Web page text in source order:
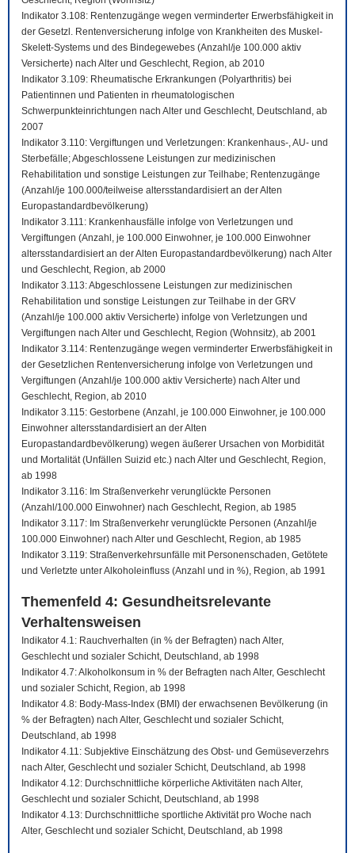
Indikator 3.108: Rentenzugänge wegen verminderter Erwerbsfähigkeit in
der Gesetzl. Rentenversicherung infolge von Krankheiten des Muskel-
Skelett-Systems und des Bindegewebes (Anzahl/je 100.000 aktiv
Versicherte) nach Alter und Geschlecht, Region, ab 2010
Indikator 3.109: Rheumatische Erkrankungen (Polyarthritis) bei
Patientinnen und Patienten in rheumatologischen
Schwerpunkteinrichtungen nach Alter und Geschlecht, Deutschland, ab
2007
Indikator 3.110: Vergiftungen und Verletzungen: Krankenhaus-, AU- und
Sterbefälle; Abgeschlossene Leistungen zur medizinischen
Rehabilitation und sonstige Leistungen zur Teilhabe; Rentenzugänge
(Anzahl/je 100.000/teilweise altersstandardisiert an der Alten
Europastandardbevölkerung)
Indikator 3.111: Krankenhausfälle infolge von Verletzungen und
Vergiftungen (Anzahl, je 100.000 Einwohner, je 100.000 Einwohner
altersstandardisiert an der Alten Europastandardbevölkerung) nach Alter
und Geschlecht, Region, ab 2000
Indikator 3.113: Abgeschlossene Leistungen zur medizinischen
Rehabilitation und sonstige Leistungen zur Teilhabe in der GRV
(Anzahl/je 100.000 aktiv Versicherte) infolge von Verletzungen und
Vergiftungen nach Alter und Geschlecht, Region (Wohnsitz), ab 2001
Indikator 3.114: Rentenzugänge wegen verminderter Erwerbsfähigkeit in
der Gesetzlichen Rentenversicherung infolge von Verletzungen und
Vergiftungen (Anzahl/je 100.000 aktiv Versicherte) nach Alter und
Geschlecht, Region, ab 2010
Indikator 3.115: Gestorbene (Anzahl, je 100.000 Einwohner, je 100.000
Einwohner altersstandardisiert an der Alten
Europastandardbevölkerung) wegen äußerer Ursachen von Morbidität
und Mortalität (Unfällen Suizid etc.) nach Alter und Geschlecht, Region,
ab 1998
Indikator 3.116: Im Straßenverkehr verunglückte Personen
(Anzahl/100.000 Einwohner) nach Geschlecht, Region, ab 1985
Indikator 3.117: Im Straßenverkehr verunglückte Personen (Anzahl/je
100.000 Einwohner) nach Alter und Geschlecht, Region, ab 1985
Indikator 3.119: Straßenverkehrsunfälle mit Personenschaden, Getötete
und Verletzte unter Alkoholeinfluss (Anzahl und in %), Region, ab 1991
Themenfeld 4: Gesundheitsrelevante
Verhaltensweisen
Indikator 4.1: Rauchverhalten (in % der Befragten) nach Alter,
Geschlecht und sozialer Schicht, Deutschland, ab 1998
Indikator 4.7: Alkoholkonsum in % der Befragten nach Alter, Geschlecht
und sozialer Schicht, Region, ab 1998
Indikator 4.8: Body-Mass-Index (BMI) der erwachsenen Bevölkerung (in
% der Befragten) nach Alter, Geschlecht und sozialer Schicht,
Deutschland, ab 1998
Indikator 4.11: Subjektive Einschätzung des Obst- und Gemüseverzehrs
nach Alter, Geschlecht und sozialer Schicht, Deutschland, ab 1998
Indikator 4.12: Durchschnittliche körperliche Aktivitäten nach Alter,
Geschlecht und sozialer Schicht, Deutschland, ab 1998
Indikator 4.13: Durchschnittliche sportliche Aktivität pro Woche nach
Alter, Geschlecht und sozialer Schicht, Deutschland, ab 1998